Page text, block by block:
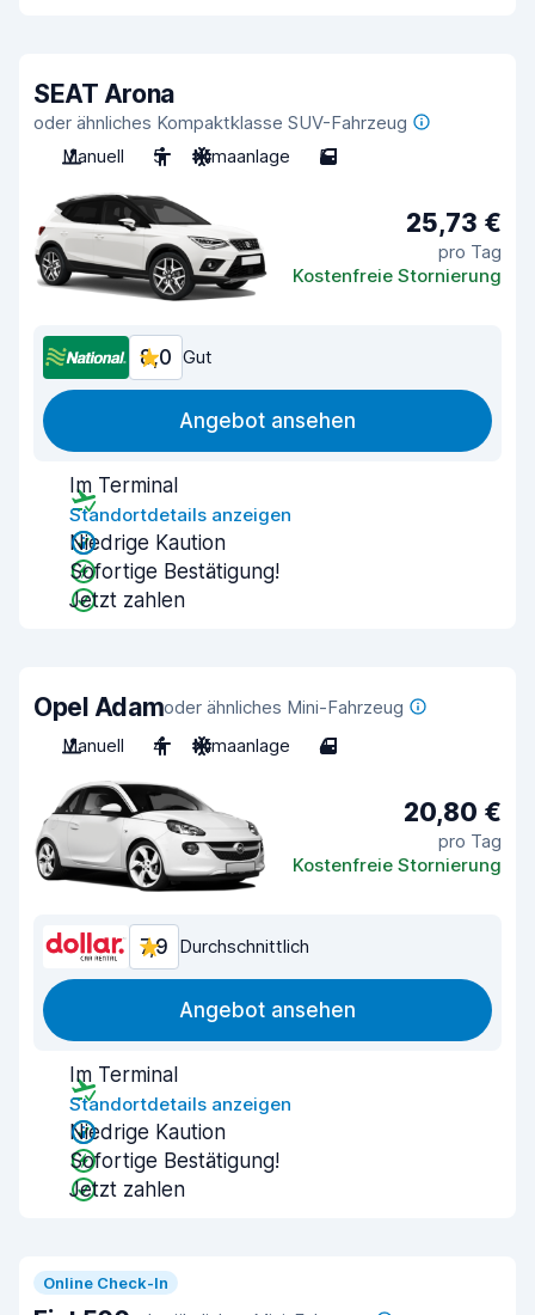
SEAT Arona
oder ähnliches Kompaktklasse SUV-Fahrzeug
Manuell
5 Klimaanlage 5
25,73 €
pro Tag
Kostenfreie Stornierung
8,0 Gut
Angebot ansehen
Im Terminal
Standortdetails anzeigen
Niedrige Kaution
Sofortige Bestätigung!
Jetzt zahlen
Opel Adamoder ähnliches Mini-Fahrzeug
Manuell
4 Klimaanlage 4
20,80 €
pro Tag
Kostenfreie Stornierung
7,9 Durchschnittlich
Angebot ansehen
Im Terminal
Standortdetails anzeigen
Niedrige Kaution
Sofortige Bestätigung!
Jetzt zahlen
Online Check-In